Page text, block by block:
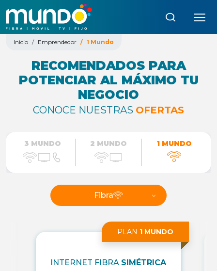
Inicio Emprendedor 1 Mundo
RECOMENDADOS PARA
POTENCIAR AL MÁXIMO TU
NEGOCIO
CONOCE NUESTRAS OFERTAS
3 MUNDO 2 MUNDO 1 MUNDO
Fibra
PLAN 1 MUNDO
INTERNET FIBRA SIMÉTRICA